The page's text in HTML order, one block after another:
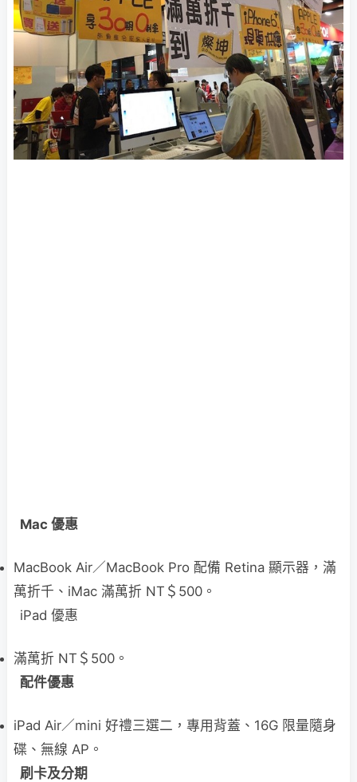
Mac 優惠
MacBook Air／MacBook Pro 配備 Retina 顯示器，滿
萬折千、iMac 滿萬折 NT＄500。
iPad 優惠
滿萬折 NT＄500。
配件優惠
iPad Air／mini 好禮三選二，專用背蓋、16G 限量隨身
碟、無線 AP。
刷卡及分期